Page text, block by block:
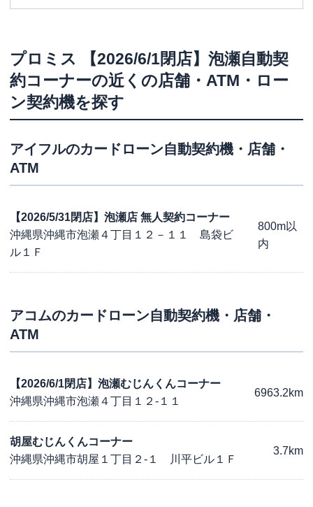
プロミス
【2026/6/1閉店】泡瀬自動契
約コーナーの近くの店舗・ATM・ロー
ン契約機を探す
アイフルのカードローン自動契約機・店舗・
ATM
【2026/5/31閉店】泡瀬店 無人契約コーナー
沖縄県沖縄市泡瀬４丁目１２－１１ 島袋ビ
ル１Ｆ
800m以
内
アコムのカードローン自動契約機・店舗・
ATM
【2026/6/1閉店】泡瀬むじんくんコーナー
沖縄県沖縄市泡瀬４丁目１２-１１
6963.2km
胡屋むじんくんコーナー
沖縄県沖縄市胡屋１丁目２-１ 川平ビル１Ｆ
3.7km